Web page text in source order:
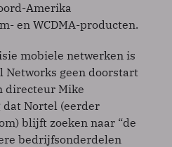
Amerika
en WCDMA-producten.
mobiele netwerken is
geen doorstart
directeur Mike
Nortel (eerder
blijft zoeken naar “de
bedrijfsonderdelen